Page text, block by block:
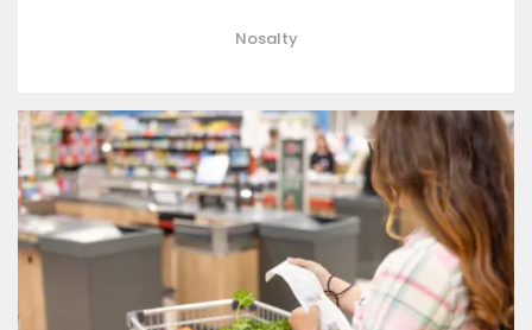
Nosalty